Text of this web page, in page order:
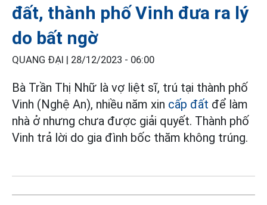
đất, thành phố Vinh đưa ra lý
do bất ngờ
QUANG ĐẠI | 28/12/2023 - 06:00
Bà Trần Thị Nhữ là vợ liệt sĩ, trú tại thành phố
Vinh (Nghệ An), nhiều năm xin cấp đất để làm
nhà ở nhưng chưa được giải quyết. Thành phố
Vinh trả lời do gia đình bốc thăm không trúng.